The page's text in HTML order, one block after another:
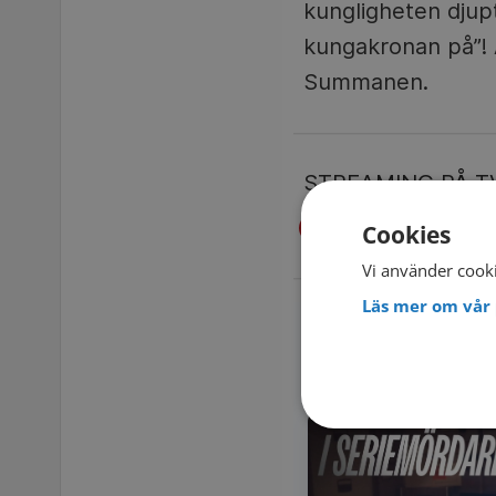
kungligheten
kungakronan
Summanen.
STREAMING PÅ
Se på TV4 Play
FLER
Cookies
Vi använder
Läs mer om